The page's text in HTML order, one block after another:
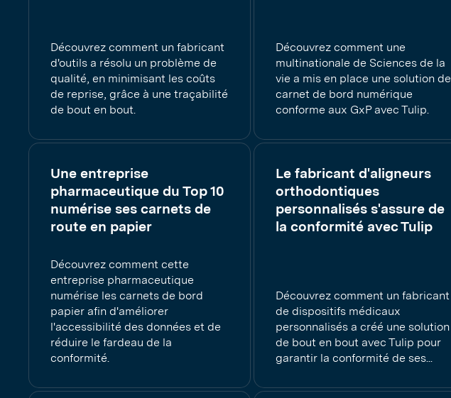
Découvrez comment un fabricant
d'outils a résolu un problème de
qualité, en minimisant les coûts
de reprise, grâce à une traçabilité
de bout en bout.
Découvrez comment une
multinationale de Sciences de la
vie a mis en place une solution de
carnet de bord numérique
conforme aux GxP avec Tulip.
Une entreprise
pharmaceutique du Top 10
numérise ses carnets de
route en papier
Découvrez comment cette
entreprise pharmaceutique
numérise les carnets de bord
papier afin d'améliorer
l'accessibilité des données et de
réduire le fardeau de la
conformité.
Le fabricant d'aligneurs
orthodontiques
personnalisés s'assure de
la conformité avec Tulip
Découvrez comment un fabricant
de dispositifs médicaux
personnalisés a créé une solution
de bout en bout avec Tulip pour
garantir la conformité de ses...